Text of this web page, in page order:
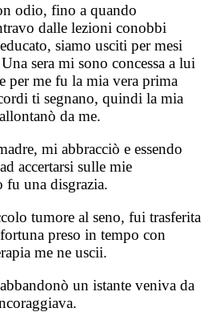
odio, fino a quando
dalle lezioni conobbi
siamo usciti per mesi
sera mi sono concessa a lui
per me fu la mia vera prima
ti segnano, quindi la mia
da me.
mi abbracciò e essendo
accertarsi sulle mie
una disgrazia.
tumore al seno, fui trasferita
preso in tempo con
me ne uscii.
un istante veniva da